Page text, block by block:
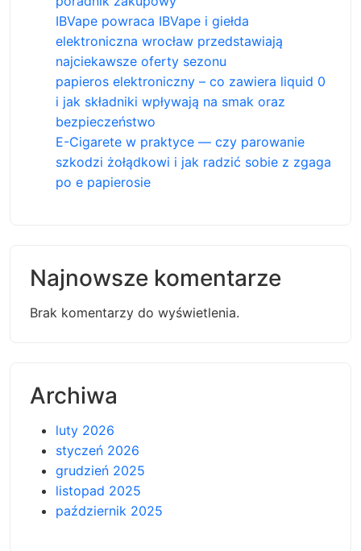
IBVape powraca IBVape i giełda
elektroniczna wrocław przedstawiają
najciekawsze oferty sezonu
papieros elektroniczny – co zawiera liquid 0
i jak składniki wpływają na smak oraz
bezpieczeństwo
E-Cigarete w praktyce — czy parowanie
szkodzi żołądkowi i jak radzić sobie z zgaga
po e papierosie
Najnowsze komentarze
Brak komentarzy do wyświetlenia.
Archiwa
luty 2026
styczeń 2026
grudzień 2025
listopad 2025
październik 2025